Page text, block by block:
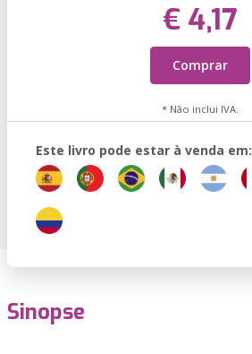
€ 4,17
Comprar
* Não inclui IVA.
Este livro pode estar à venda em:
Sinopse